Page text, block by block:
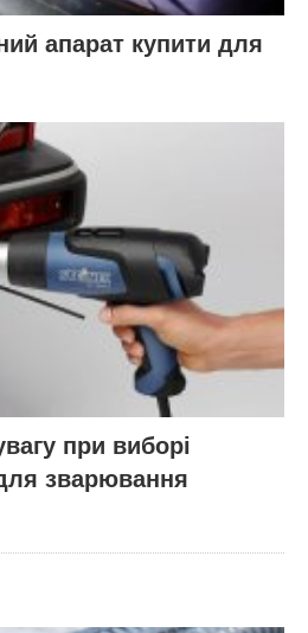
апарат купити для
при виборі
зварювання